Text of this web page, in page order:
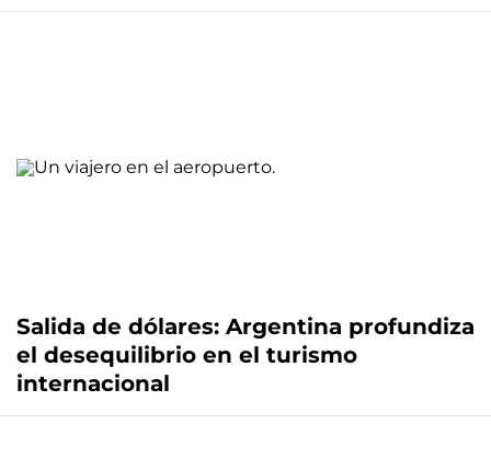
Salida de dólares: Argentina profundiza
el desequilibrio en el turismo
internacional